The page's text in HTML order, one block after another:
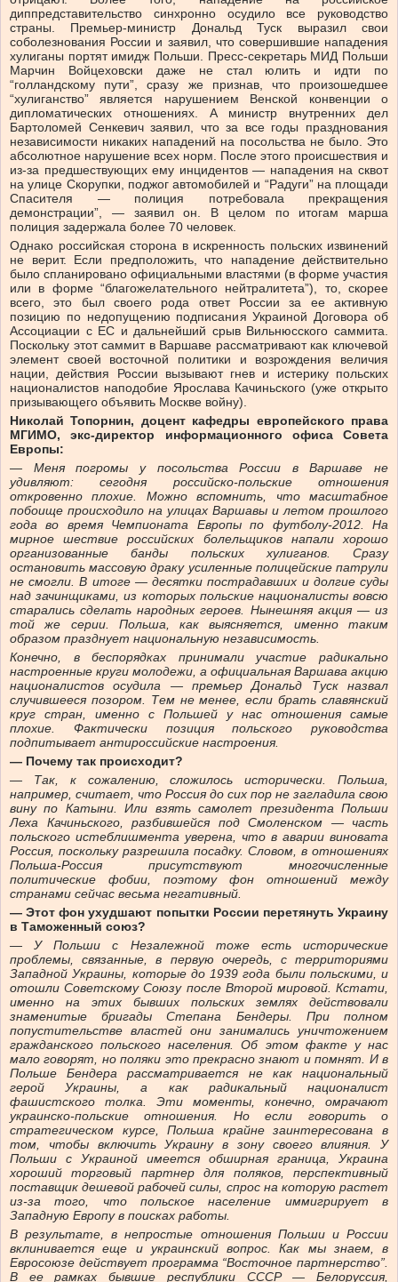
диппредставительство синхронно осудило все руководство
страны. Премьер-министр Дональд Туск выразил свои
соболезнования России и заявил, что совершившие нападения
хулиганы портят имидж Польши. Пресс-секретарь МИД Польши
Марчин Войцеховски даже не стал юлить и идти по
“голландскому пути”, сразу же признав, что произошедшее
“хулиганство” является нарушением Венской конвенции о
дипломатических отношениях. А министр внутренних дел
Бартоломей Сенкевич заявил, что за все годы празднования
независимости никаких нападений на посольства не было. Это
абсолютное нарушение всех норм. После этого происшествия и
из-за предшествующих ему инцидентов — нападения на сквот
на улице Скорупки, поджог автомобилей и “Радуги” на площади
Спасителя — полиция потребовала прекращения
демонстрации”, — заявил он. В целом по итогам марша
полиция задержала более 70 человек.
Однако российская сторона в искренность польских извинений
не верит. Если предположить, что нападение действительно
было спланировано официальными властями (в форме участия
или в форме “благожелательного нейтралитета”), то, скорее
всего, это был своего рода ответ России за ее активную
позицию по недопущению подписания Украиной Договора об
Ассоциации с ЕС и дальнейший срыв Вильнюсского саммита.
Поскольку этот саммит в Варшаве рассматривают как ключевой
элемент своей восточной политики и возрождения величия
нации, действия России вызывают гнев и истерику польских
националистов наподобие Ярослава Качиньского (уже открыто
призывающего объявить Москве войну).
Николай Топорнин, доцент кафедры европейского права
МГИМО, экс-директор информационного офиса Совета
Европы:
— Меня погромы у посольства России в Варшаве не
удивляют: сегодня российско-польские отношения
откровенно плохие. Можно вспомнить, что масштабное
побоище происходило на улицах Варшавы и летом прошлого
года во время Чемпионата Европы по футболу-2012. На
мирное шествие российских болельщиков напали хорошо
организованные банды польских хулиганов. Сразу
остановить массовую драку усиленные полицейские патрули
не смогли. В итоге — десятки пострадавших и долгие суды
над зачинщиками, из которых польские националисты вовсю
старались сделать народных героев. Нынешняя акция — из
той же серии. Польша, как выясняется, именно таким
образом празднует национальную независимость.
Конечно, в беспорядках принимали участие радикально
настроенные круги молодежи, а официальная Варшава акцию
националистов осудила — премьер Дональд Туск назвал
случившееся позором. Тем не менее, если брать славянский
круг стран, именно с Польшей у нас отношения самые
плохие. Фактически позиция польского руководства
подпитывает антироссийские настроения.
— Почему так происходит?
— Так, к сожалению, сложилось исторически. Польша,
например, считает, что Россия до сих пор не загладила свою
вину по Катыни. Или взять самолет президента Польши
Леха Качиньского, разбившейся под Смоленском — часть
польского истеблишмента уверена, что в аварии виновата
Россия, поскольку разрешила посадку. Словом, в отношениях
Польша-Россия присутствуют многочисленные
политические фобии, поэтому фон отношений между
странами сейчас весьма негативный.
— Этот фон ухудшают попытки России перетянуть Украину
в Таможенный союз?
— У Польши с Незалежной тоже есть исторические
проблемы, связанные, в первую очередь, с территориями
Западной Украины, которые до 1939 года были польскими, и
отошли Советскому Союзу после Второй мировой. Кстати,
именно на этих бывших польских землях действовали
знаменитые бригады Степана Бендеры. При полном
попустительстве властей они занимались уничтожением
гражданского польского населения. Об этом факте у нас
мало говорят, но поляки это прекрасно знают и помнят. И в
Польше Бендера рассматривается не как национальный
герой Украины, а как радикальный националист
фашистского толка. Эти моменты, конечно, омрачают
украинско-польские отношения. Но если говорить о
стратегическом курсе, Польша крайне заинтересована в
том, чтобы включить Украину в зону своего влияния. У
Польши с Украиной имеется обширная граница, Украина
хороший торговый партнер для поляков, перспективный
поставщик дешевой рабочей силы, спрос на которую растет
из-за того, что польское население иммигрирует в
Западную Европу в поисках работы.
В результате, в непростые отношения Польши и России
вклинивается еще и украинский вопрос. Как мы знаем, в
Евросоюзе действует программа “Восточное партнерство”.
В ее рамках бывшие республики СССР — Белоруссия,